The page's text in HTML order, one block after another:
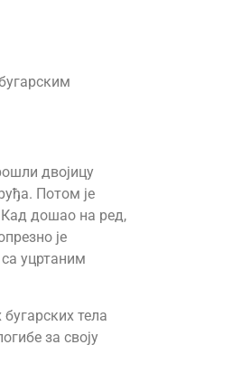
двојицу
Потом је
Кад дошао на ред,
је
уцртаним
тела
за своју